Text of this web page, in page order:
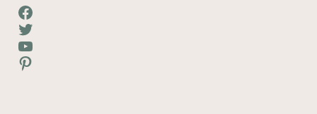
Facebook
Twitter
YouTube
Pinterest